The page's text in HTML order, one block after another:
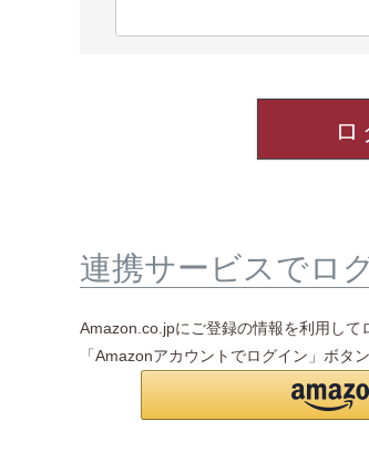
連携サービスでロ
Amazon.co.jpにご登録の情報を利用して
「Amazonアカウントでログイン」ボタ